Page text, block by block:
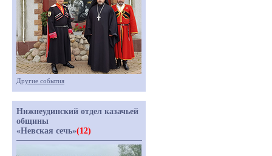
Другие события
Нижнеудинский отдел казачьей
общины
«Невская сечь»(12)